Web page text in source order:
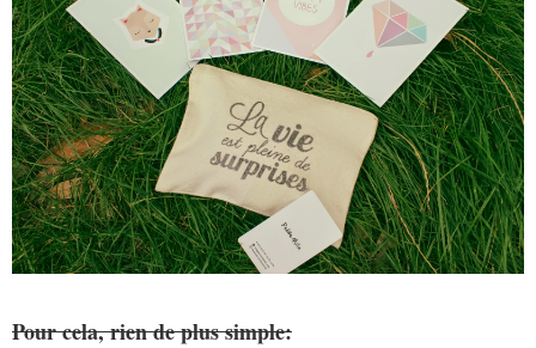
Pour cela, rien de plus simple: